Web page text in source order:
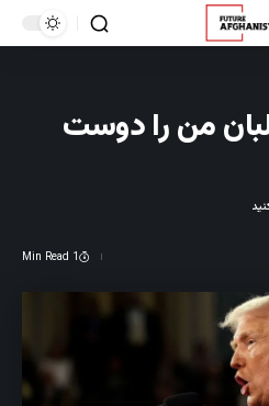
من را دوست
1 Min Read